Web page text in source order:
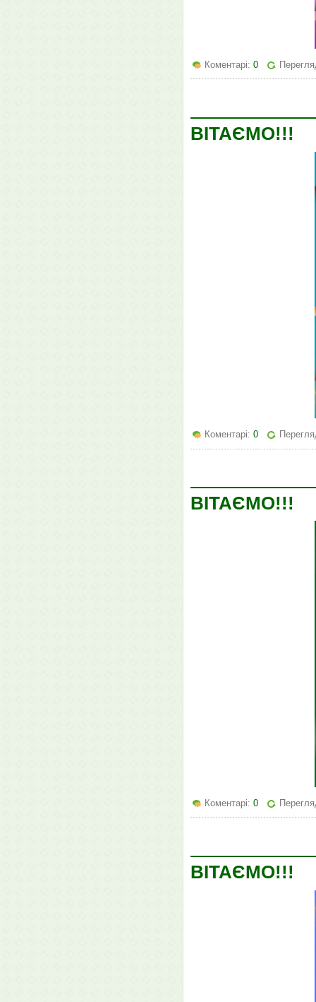
Коментарі: 0
ВІТАЄМО!!!
Коментарі: 0
ВІТАЄМО!!!
Коментарі: 0
ВІТАЄМО!!!